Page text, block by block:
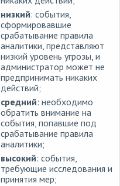
низкий: события,
сформировавшие
срабатывание правила
аналитики, представляют
низкий уровень угрозы, и
администратор может не
предпринимать никаких
действий;
средний: необходимо
обратить внимание на
события, попавшие под
срабатывание правила
аналитики;
высокий: события,
требующие исследования и
принятия мер;